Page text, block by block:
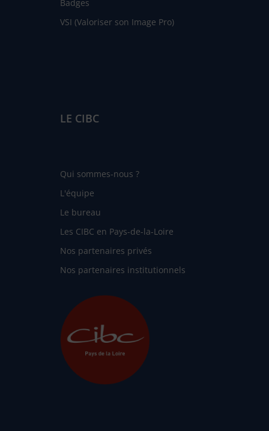
Badges
VSI (Valoriser son Image Pro)
LE CIBC
Qui sommes-nous ?
L'équipe
Le bureau
Les CIBC en Pays-de-la-Loire
Nos partenaires privés
Nos partenaires institutionnels